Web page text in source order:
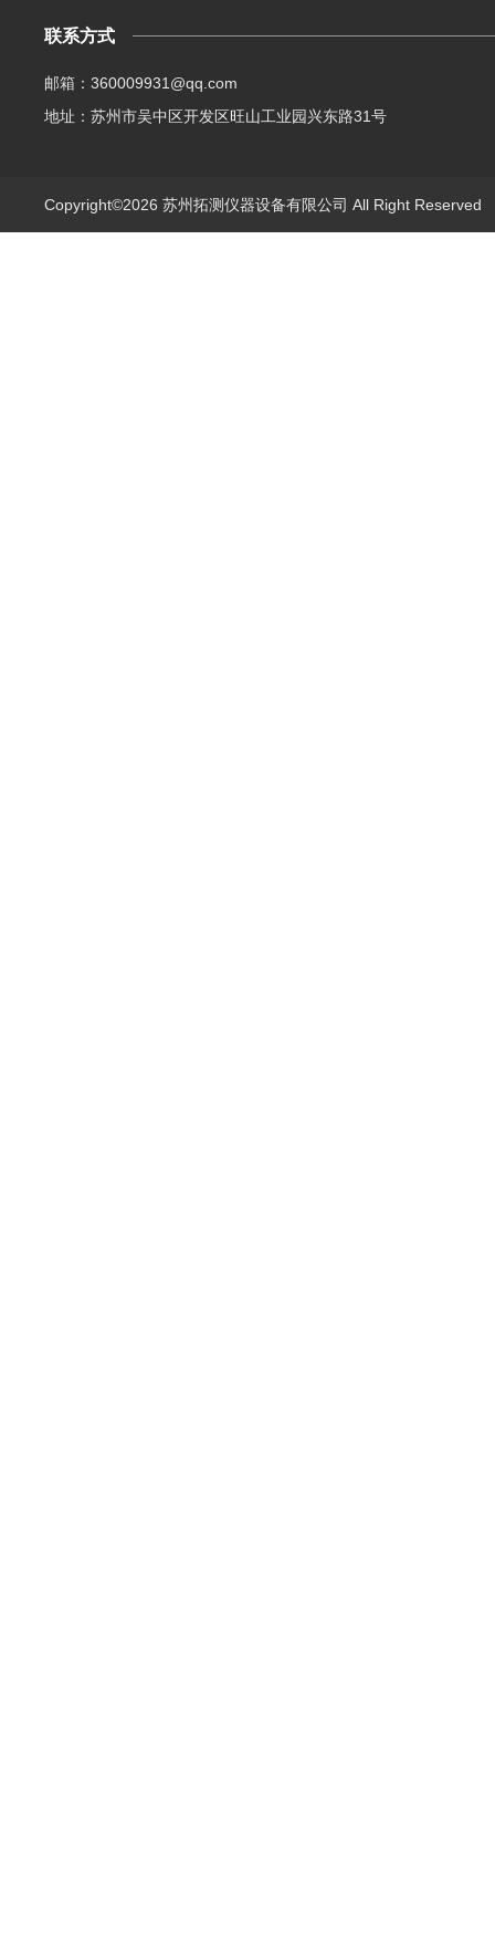
联系方式
邮箱：360009931@qq.com
地址：苏州市吴中区开发区旺山工业园兴东路31号
Copyright©2026 苏州拓测仪器设备有限公司 All Right